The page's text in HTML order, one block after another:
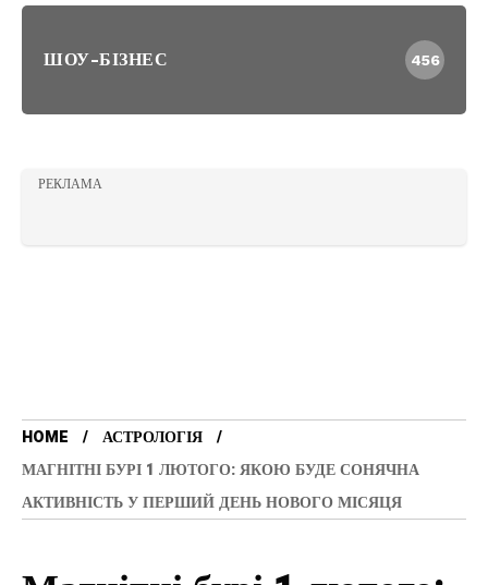
ШОУ-БІЗНЕС 456
РЕКЛАМА
HOME
АСТРОЛОГІЯ
МАГНІТНІ БУРІ 1 ЛЮТОГО: ЯКОЮ БУДЕ СОНЯЧНА
АКТИВНІСТЬ У ПЕРШИЙ ДЕНЬ НОВОГО МІСЯЦЯ